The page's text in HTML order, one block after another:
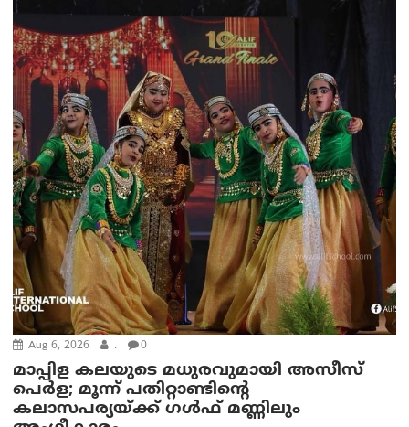
Aug 6, 2026 . 0
മാപ്പിള കലയുടെ മധുരവുമായി അസീസ്
പെർള; മൂന്ന് പതിറ്റാണ്ടിന്റെ
കലാസപര്യയ്ക്ക് ഗൾഫ് മണ്ണിലും